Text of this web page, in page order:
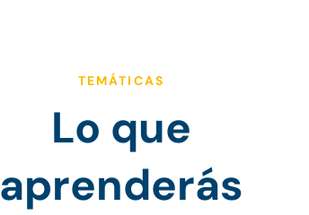
TEMÁTICAS
Lo que
aprenderás